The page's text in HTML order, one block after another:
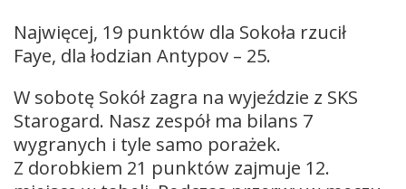
Najwięcej, 19 punktów dla Sokoła rzucił
Faye, dla łodzian Antypov – 25.
W sobotę Sokół zagra na wyjeździe z SKS
Starogard. Nasz zespół ma bilans 7
wygranych i tyle samo porażek.
Z dorobkiem 21 punktów zajmuje 12.